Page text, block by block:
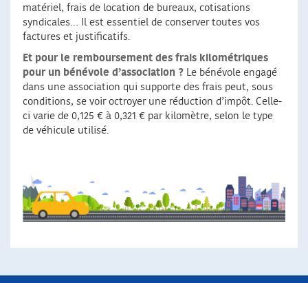
matériel, frais de location de bureaux, cotisations
syndicales… Il est essentiel de conserver toutes vos
factures et justificatifs.
Et pour le remboursement des frais kilométriques
pour un bénévole d’association ? Le bénévole engagé
dans une association qui supporte des frais peut, sous
conditions, se voir octroyer une réduction d’impôt. Celle-
ci varie de 0,125 € à 0,321 € par kilomètre, selon le type
de véhicule utilisé.